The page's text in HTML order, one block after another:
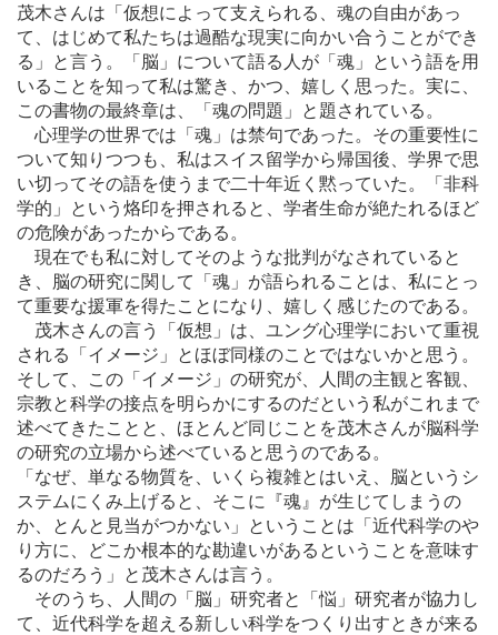
茂木さんは「仮想によって支えられる、魂の自由があっ
て、はじめて私たちは過酷な現実に向かい合うことができ
る」と言う。「脳」について語る人が「魂」という語を用
いることを知って私は驚き、かつ、嬉しく思った。実に、
この書物の最終章は、「魂の問題」と題されている。
心理学の世界では「魂」は禁句であった。その重要性に
ついて知りつつも、私はスイス留学から帰国後、学界で思
い切ってその語を使うまで二十年近く黙っていた。「非科
学的」という烙印を押されると、学者生命が絶たれるほど
の危険があったからである。
現在でも私に対してそのような批判がなされていると
き、脳の研究に関して「魂」が語られることは、私にとっ
て重要な援軍を得たことになり、嬉しく感じたのである。
茂木さんの言う「仮想」は、ユング心理学において重視
される「イメージ」とほぼ同様のことではないかと思う。
そして、この「イメージ」の研究が、人間の主観と客観、
宗教と科学の接点を明らかにするのだという私がこれまで
述べてきたことと、ほとんど同じことを茂木さんが脳科学
の研究の立場から述べていると思うのである。
「なぜ、単なる物質を、いくら複雑とはいえ、脳というシ
ステムにくみ上げると、そこに『魂』が生じてしまうの
か、とんと見当がつかない」ということは「近代科学のや
り方に、どこか根本的な勘違いがあるということを意味す
るのだろう」と茂木さんは言う。
そのうち、人間の「脳」研究者と「悩」研究者が協力し
て、近代科学を超える新しい科学をつくり出すときが来る